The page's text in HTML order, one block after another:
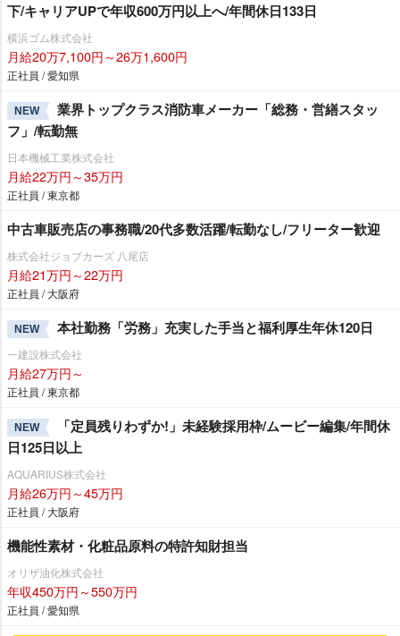
下/キャリアUPで年収600万円以上へ/年間休日133日
横浜ゴム株式会社
月給20万7,100円～26万1,600円
正社員 / 愛知県
NEW
業界トップクラス消防車メーカー「総務・営繕スタッ
フ」/転勤無
日本機械工業株式会社
月給22万円～35万円
正社員 / 東京都
中古車販売店の事務職/20代多数活躍/転勤なし/フリーター歓迎
株式会社ジョブカーズ 八尾店
月給21万円～22万円
正社員 / 大阪府
NEW 本社勤務「労務」充実した手当と福利厚生年休120日
一建設株式会社
月給27万円～
正社員 / 東京都
NEW
「定員残りわずか!」未経験採用枠/ムービー編集/年間休
日125日以上
AQUARIUS株式会社
月給26万円～45万円
正社員 / 大阪府
機能性素材・化粧品原料の特許知財担当
オリザ油化株式会社
年収450万円～550万円
正社員 / 愛知県